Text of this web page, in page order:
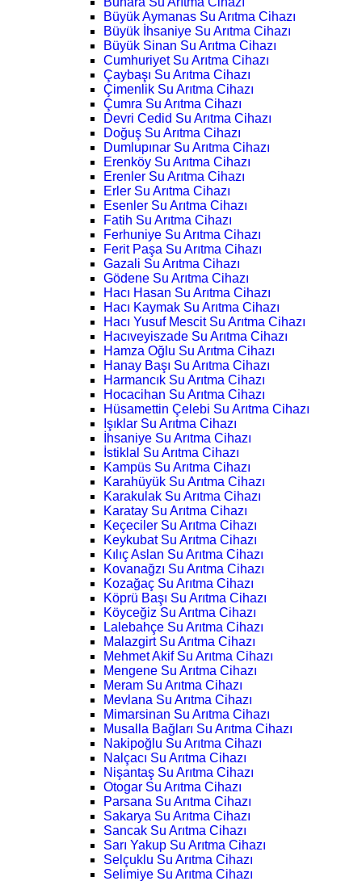
Büyük Aymanas Su Arıtma Cihazı
Büyük İhsaniye Su Arıtma Cihazı
Büyük Sinan Su Arıtma Cihazı
Cumhuriyet Su Arıtma Cihazı
Çaybaşı Su Arıtma Cihazı
Çimenlik Su Arıtma Cihazı
Çumra Su Arıtma Cihazı
Devri Cedid Su Arıtma Cihazı
Doğuş Su Arıtma Cihazı
Dumlupınar Su Arıtma Cihazı
Erenköy Su Arıtma Cihazı
Erenler Su Arıtma Cihazı
Erler Su Arıtma Cihazı
Esenler Su Arıtma Cihazı
Fatih Su Arıtma Cihazı
Ferhuniye Su Arıtma Cihazı
Ferit Paşa Su Arıtma Cihazı
Gazali Su Arıtma Cihazı
Gödene Su Arıtma Cihazı
Hacı Hasan Su Arıtma Cihazı
Hacı Kaymak Su Arıtma Cihazı
Hacı Yusuf Mescit Su Arıtma Cihazı
Hacıveyiszade Su Arıtma Cihazı
Hamza Oğlu Su Arıtma Cihazı
Hanay Başı Su Arıtma Cihazı
Harmancık Su Arıtma Cihazı
Hocacihan Su Arıtma Cihazı
Hüsamettin Çelebi Su Arıtma Cihazı
Işıklar Su Arıtma Cihazı
İhsaniye Su Arıtma Cihazı
İstiklal Su Arıtma Cihazı
Kampüs Su Arıtma Cihazı
Karahüyük Su Arıtma Cihazı
Karakulak Su Arıtma Cihazı
Karatay Su Arıtma Cihazı
Keçeciler Su Arıtma Cihazı
Keykubat Su Arıtma Cihazı
Kılıç Aslan Su Arıtma Cihazı
Kovanağzı Su Arıtma Cihazı
Kozağaç Su Arıtma Cihazı
Köprü Başı Su Arıtma Cihazı
Köyceğiz Su Arıtma Cihazı
Lalebahçe Su Arıtma Cihazı
Malazgirt Su Arıtma Cihazı
Mehmet Akif Su Arıtma Cihazı
Mengene Su Arıtma Cihazı
Meram Su Arıtma Cihazı
Mevlana Su Arıtma Cihazı
Mimarsinan Su Arıtma Cihazı
Musalla Bağları Su Arıtma Cihazı
Nakipoğlu Su Arıtma Cihazı
Nalçacı Su Arıtma Cihazı
Nişantaş Su Arıtma Cihazı
Otogar Su Arıtma Cihazı
Parsana Su Arıtma Cihazı
Sakarya Su Arıtma Cihazı
Sancak Su Arıtma Cihazı
Sarı Yakup Su Arıtma Cihazı
Selçuklu Su Arıtma Cihazı
Selimiye Su Arıtma Cihazı